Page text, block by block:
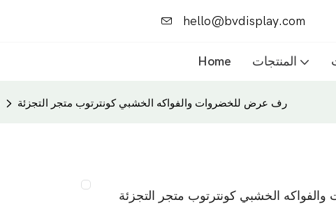
hello@bvdisplay.com
Home المنتجات
رف عرض للخضروات والفواكه الخشبي كونترتوب متجر التجزئة
الخشبي كونترتوب متجر التجزئة